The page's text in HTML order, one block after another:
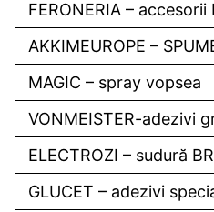
FERONERIA –
AKKIMEUROPE –
MAGIC – spray vopsea
VONMEISTER-adezivi
ELECTROZI – sudură
GLUCET – adezivi